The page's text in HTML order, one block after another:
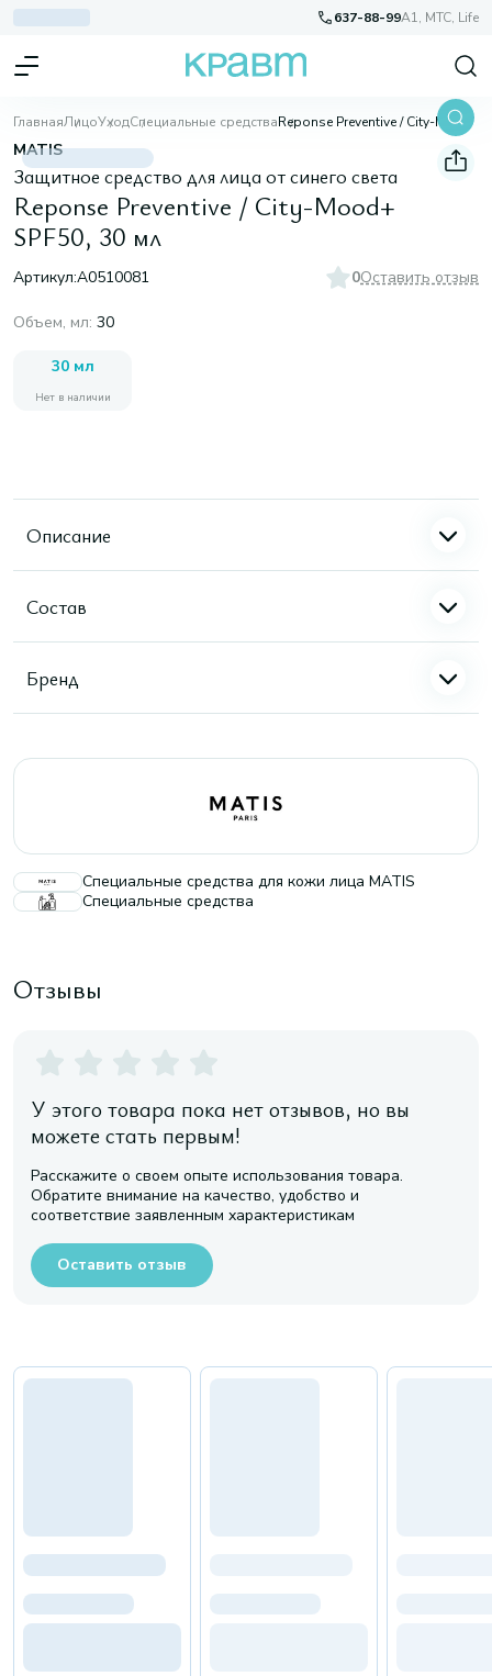
637-88-99A1, МТС, Life
ГлавнаяЛицоУходСпециальные средства Reponse Preventive / City-Mood+ SPF50, 30 мл
MATIS
Защитное средство для лица от синего света
Reponse Preventive / City-Mood+
SPF50, 30 мл
Артикул:A0510081 0Оставить отзыв
Объем, мл: 30
30 мл
Нет в наличии
Описание
Состав
Бренд
Специальные средства для кожи лица MATIS
Специальные средства
Отзывы
У этого товара пока нет отзывов, но вы
можете стать первым!
Расскажите о своем опыте использования товара.
Обратите внимание на качество, удобство и
соответствие заявленным характеристикам
Оставить отзыв